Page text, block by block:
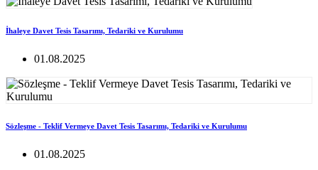
İhaleye Davet Tesis Tasarımı, Tedariki ve Kurulumu
01.08.2025
Sözleşme - Teklif Vermeye Davet Tesis Tasarımı, Tedariki ve Kurulumu
01.08.2025